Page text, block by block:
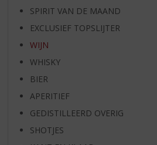
SPIRIT VAN DE MAAND
EXCLUSIEF TOPSLIJTER
WIJN
WHISKY
BIER
APERITIEF
GEDISTILLEERD OVERIG
SHOTJES